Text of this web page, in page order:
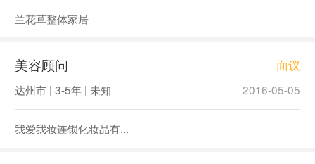
兰花草整体家居
美容顾问 面议
达州市 | 3-5年 | 未知 2016-05-05
我爱我妆连锁化妆品有...